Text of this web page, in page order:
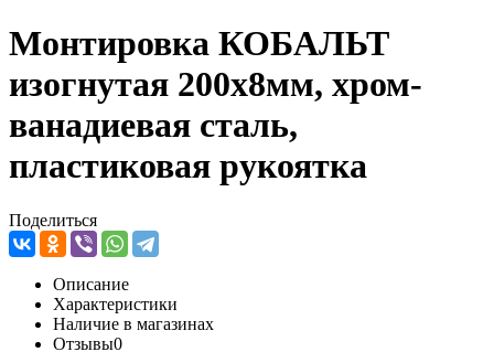
Монтировка КОБАЛЬТ
изогнутая 200х8мм, хром-
ванадиевая сталь,
пластиковая рукоятка
Поделиться
Описание
Характеристики
Наличие в магазинах
Отзывы0